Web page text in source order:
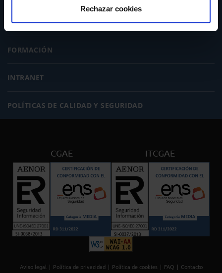
Rechazar cookies
PUBLICACIONES
FORMACIÓN
INTRANET
POLÍTICAS DE CALIDAD Y SEGURIDAD
CGAE ITCGAE
Aviso legal Política de privacidad Política de cookies FAQ Contacto